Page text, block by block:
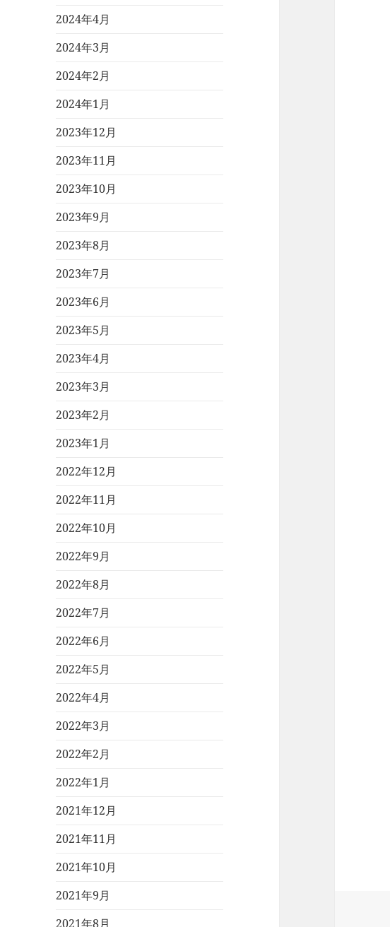
2024年4月
2024年3月
2024年2月
2024年1月
2023年12月
2023年11月
2023年10月
2023年9月
2023年8月
2023年7月
2023年6月
2023年5月
2023年4月
2023年3月
2023年2月
2023年1月
2022年12月
2022年11月
2022年10月
2022年9月
2022年8月
2022年7月
2022年6月
2022年5月
2022年4月
2022年3月
2022年2月
2022年1月
2021年12月
2021年11月
2021年10月
2021年9月
2021年8月